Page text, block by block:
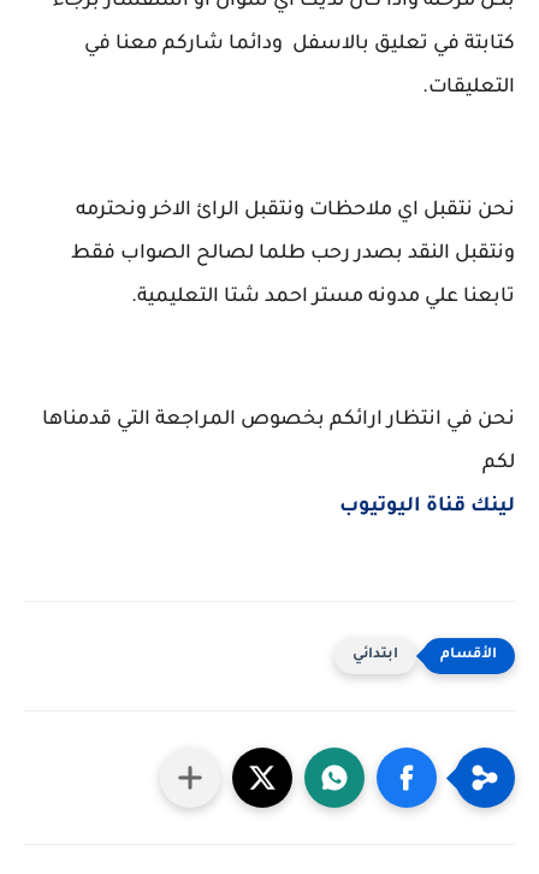
كتابتة في تعليق بالاسفل ودائما شاركم معنا في
التعليقات.
نحن نتقبل اي ملاحظات ونتقبل الرائ الاخر ونحترمه
ونتقبل النقد بصدر رحب طلما لصالح الصواب فقط
تابعنا علي مدونه مستر احمد شتا التعليمية.
نحن في انتظار ارائكم بخصوص المراجعة التي قدمناها
لكم
لينك قناة اليوتيوب
ابتدائي